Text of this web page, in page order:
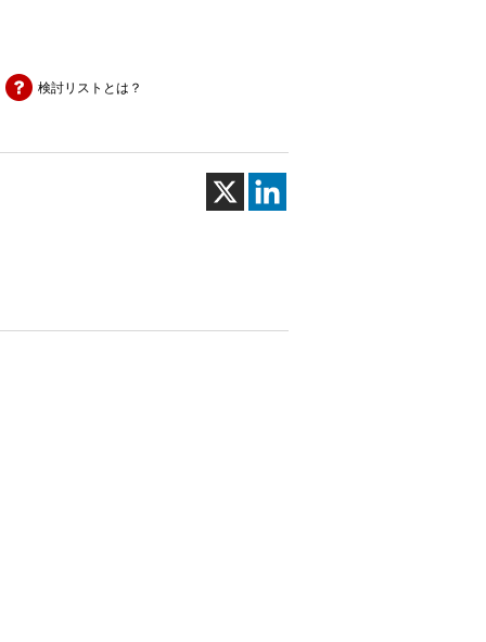
検討リストとは？